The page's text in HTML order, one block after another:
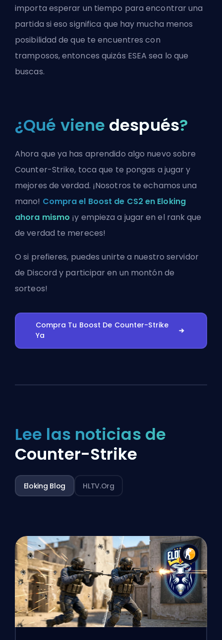
importa esperar un tiempo para encontrar una
partida si eso significa que hay mucha menos
posibilidad de que te encuentres con
tramposos, entonces quizás ESEA sea lo que
buscas.
¿Qué viene después?
Ahora que ya has aprendido algo nuevo sobre
Counter-Strike, toca que te pongas a jugar y
mejores de verdad. ¡Nosotros te echamos una
mano! Compra el Boost de CS2 en Eloking
ahora mismo ¡y empieza a jugar en el rank que
de verdad te mereces!
O si prefieres, puedesunirte a nuestro servidor
de Discord y participar en un montón de
sorteos!
Compra Tu Boost De Counter-Strike
Ya
Lee las noticias de
Counter-Strike
Eloking Blog HLTV.org